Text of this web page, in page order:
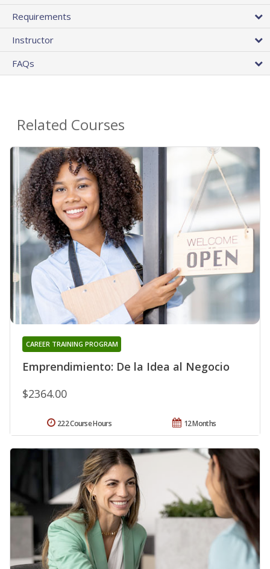
Requirements
Instructor
FAQs
Related Courses
Emprendimiento: De la Idea al Negocio
CAREER TRAINING PROGRAM
$2364.00
12 Months
222 Course Hours